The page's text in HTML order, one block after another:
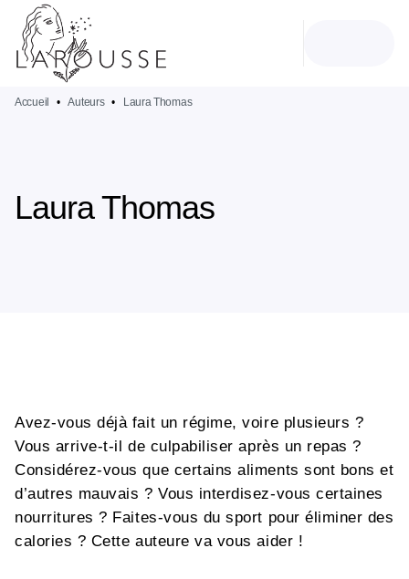
MENU
PIED DE PAGE
Accueil • Auteurs • Laura Thomas
Laura Thomas
Avez-vous déjà fait un régime, voire plusieurs ?
Vous arrive-t-il de culpabiliser après un repas ?
Considérez-vous que certains aliments sont bons et
d’autres mauvais ? Vous interdisez-vous certaines
nourritures ? Faites-vous du sport pour éliminer des
calories ? Cette auteure va vous aider !